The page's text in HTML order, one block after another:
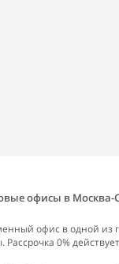
офисы в Москва-
офис в одной из
0%